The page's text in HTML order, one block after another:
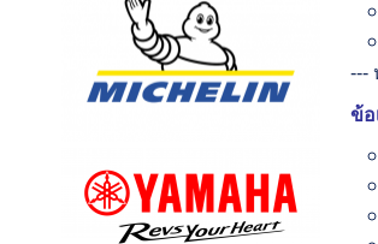
---
ข้อ